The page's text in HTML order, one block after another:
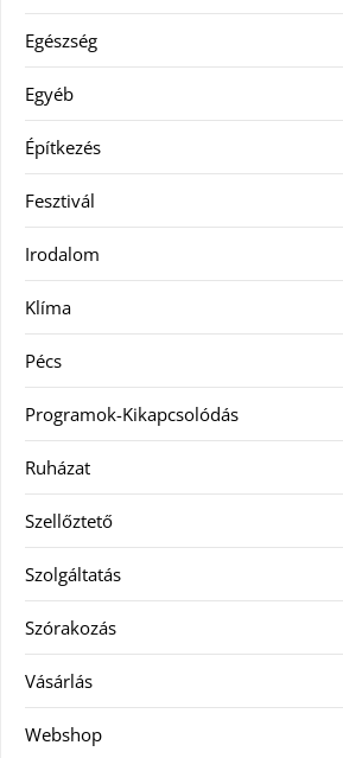
Egészség
Egyéb
Építkezés
Fesztivál
Irodalom
Klíma
Pécs
Programok-Kikapcsolódás
Ruházat
Szellőztető
Szolgáltatás
Szórakozás
Vásárlás
Webshop